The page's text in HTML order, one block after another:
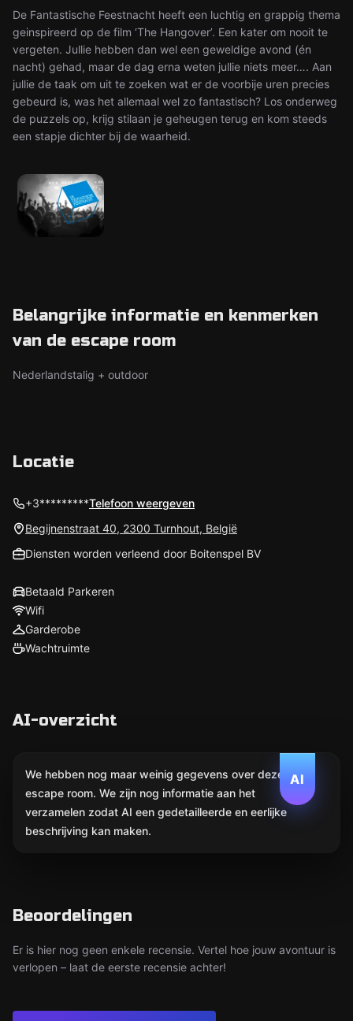
De Fantastische Feestnacht heeft een luchtig en grappig thema
geinspireerd op de film ‘The Hangover’. Een kater om nooit te
vergeten. Jullie hebben dan wel een geweldige avond (én
nacht) gehad, maar de dag erna weten jullie niets meer…. Aan
jullie de taak om uit te zoeken wat er de voorbije uren precies
gebeurd is, was het allemaal wel zo fantastisch? Los onderweg
de puzzels op, krijg stilaan je geheugen terug en kom steeds
een stapje dichter bij de waarheid.
Belangrijke informatie en kenmerken
van de escape room
Nederlandstalig + outdoor
Locatie
+3*********Telefoon weergeven
Begijnenstraat 40, 2300 Turnhout, België
Diensten worden verleend door Boitenspel BV
Betaald Parkeren
Wifi
Garderobe
Wachtruimte
AI-overzicht
AI
We hebben nog maar weinig gegevens over deze
escape room. We zijn nog informatie aan het
verzamelen zodat AI een gedetailleerde en eerlijke
beschrijving kan maken.
Beoordelingen
Er is hier nog geen enkele recensie. Vertel hoe jouw avontuur is
verlopen – laat de eerste recensie achter!